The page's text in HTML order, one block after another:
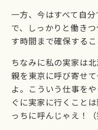
一方、今はすべて自
で、しっかりと働き
す時間まで確保するこ
ちなみに私の実家は
親を東京に呼び寄せ
よ。こういう仕事を
ぐに実家に行くこと
っちに呼んじゃえ！（